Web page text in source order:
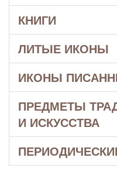
КНИГИ
ЛИТЫЕ ИКОНЫ
ИКОНЫ
ПРЕДМЕТЫ
И ИСКУССТВА